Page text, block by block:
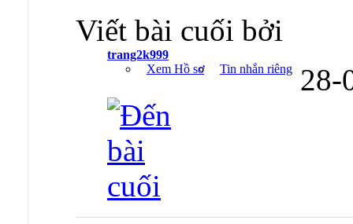
Viết bài cuối bởi
trang2k999
Xem Hồ sơ
Tin nhắn riêng 28-